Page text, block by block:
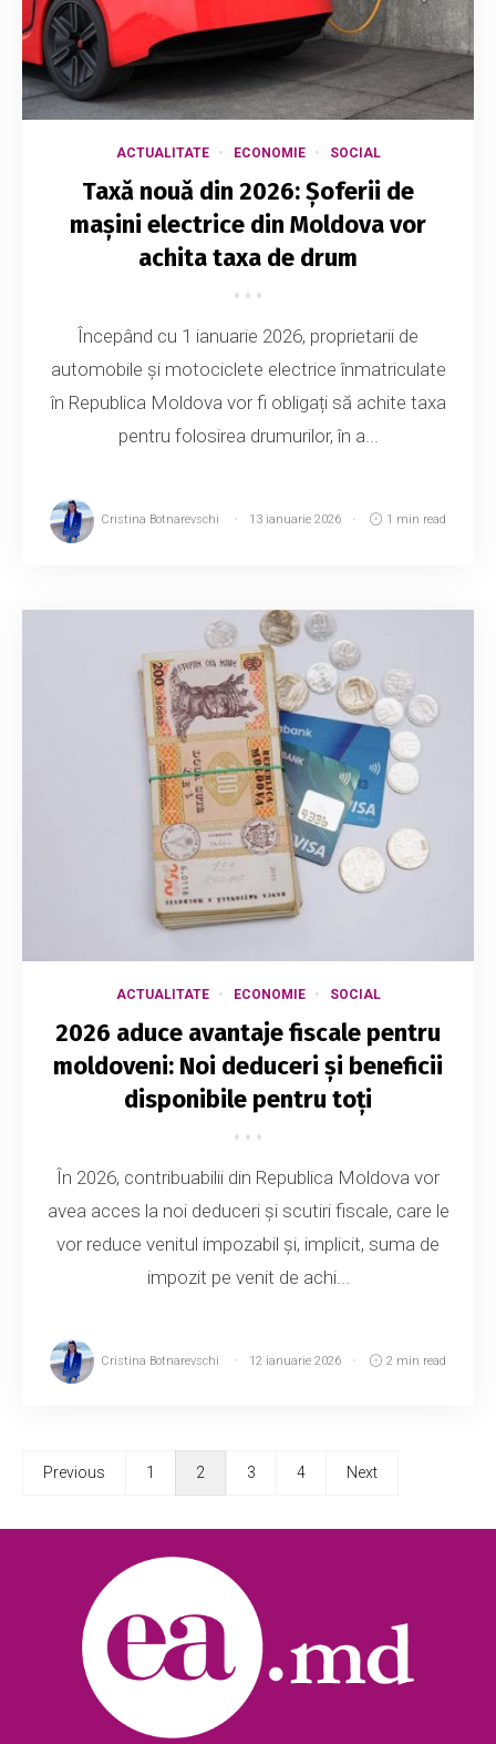
ACTUALITATE ECONOMIE SOCIAL
Taxă nouă din 2026: Șoferii de
mașini electrice din Moldova vor
achita taxa de drum
Începând cu 1 ianuarie 2026, proprietarii de
automobile și motociclete electrice înmatriculate
în Republica Moldova vor fi obligați să achite taxa
pentru folosirea drumurilor, în a...
Cristina Botnarevschi 13 ianuarie 2026 1 min read
ACTUALITATE ECONOMIE SOCIAL
2026 aduce avantaje fiscale pentru
moldoveni: Noi deduceri și beneficii
disponibile pentru toți
În 2026, contribuabilii din Republica Moldova vor
avea acces la noi deduceri și scutiri fiscale, care le
vor reduce venitul impozabil și, implicit, suma de
impozit pe venit de achi...
Cristina Botnarevschi 12 ianuarie 2026 2 min read
Previous 1 2 3 4 Next